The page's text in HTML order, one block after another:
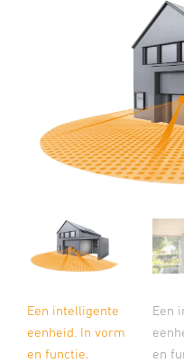
Een intelligente
eenheid. In vorm
en functie.
Een
en